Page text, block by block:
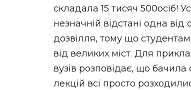
складала 15 тисяч 500осіб!
незначній відстані одна
дозвілля, тому що
від великих міст. Для
вузів розповідає, що бачила
лекцій всі просто